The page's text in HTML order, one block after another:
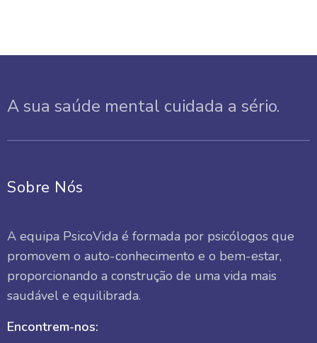
A sua saúde mental cuidada a sério.
Sobre Nós
A equipa PsicoVida é formada por psicólogos que
promovem o auto-conhecimento e o bem-estar,
proporcionando a construção de uma vida mais
saudável e equilibrada.
Encontrem-nos: